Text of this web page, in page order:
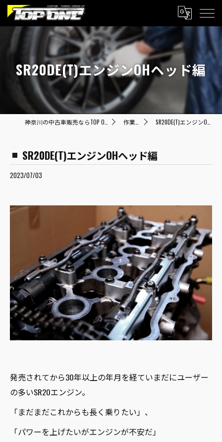
SR20DE(T)エンジンOHヘッド編
作業内容 SR20DE(T)エンジンOHヘッド編
SR20DE(T)エンジンOHヘッド編
2023/07/03
発売されてから30年以上の年月を経ていまだにユーザー
の多いSR20エンジン。
「まだまだこれからも長く乗りたい」、
「パワーを上げたいがエンジンが不安だ」